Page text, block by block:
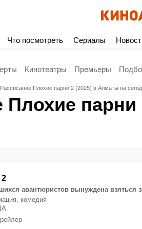
Что посмотреть Сериалы
Кинотеатры Премьеры
Расписание Плохие парни 2 (2025) в Алматы на
Плохие
авантюристов вынуждена взяться
комедия